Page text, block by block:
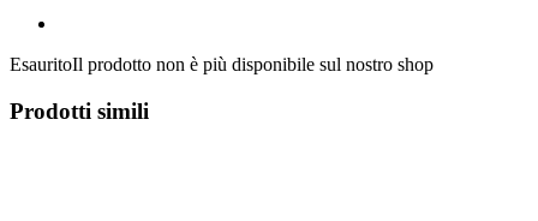
EsauritoIl prodotto non è più disponibile sul nostro shop
Prodotti simili